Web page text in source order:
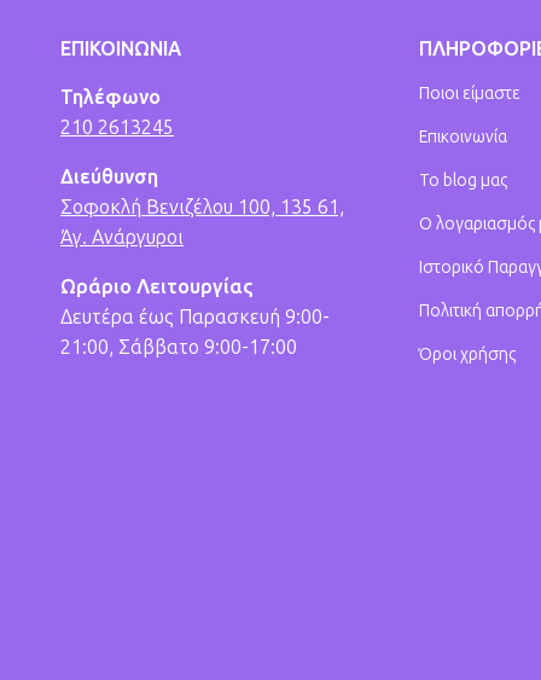
ΕΠΙΚΟΙΝΩΝΙΑ
Τηλέφωνο
210 2613245
Διεύθυνση
Σοφοκλή Βενιζέλου 100, 135 61,
Άγ. Ανάργυροι
Ωράριο Λειτουργίας
Δευτέρα έως Παρασκευή 9:00-
21:00, Σάββατο 9:00-17:00
Ποιοι είμαστε
Επικοινωνία
Το blog μας
Ο λογαριασμός
Ιστορικό
Πολιτική
Όροι χρήσης